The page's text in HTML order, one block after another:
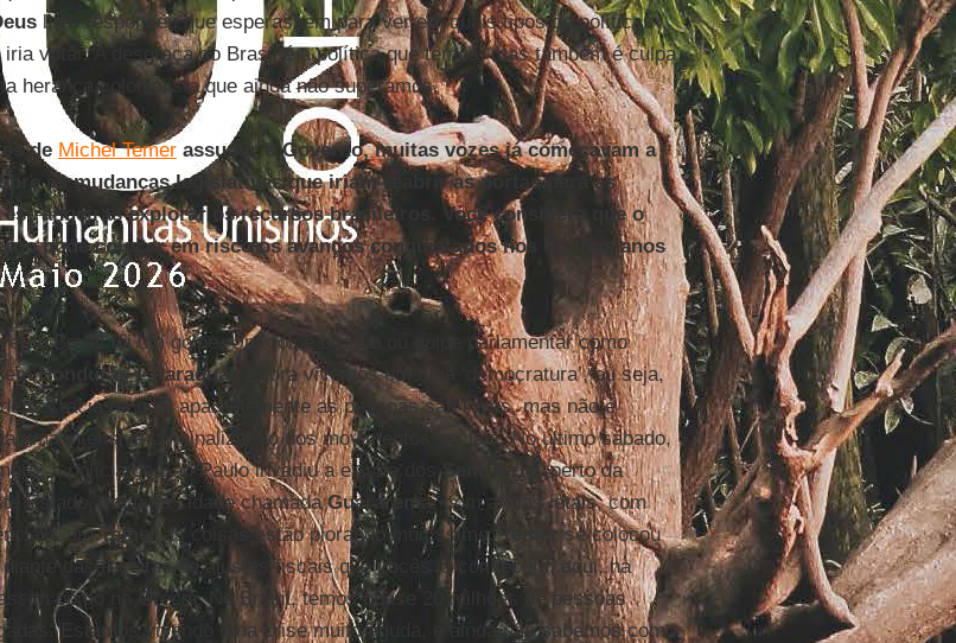
lhes respondeu que esperassem para ver em quais tipos de políticas
iria votar. A desgraça do Brasil é a política que temos, mas também é culpa
herança colonialista que ainda não superamos.
de Michel Temerassumir o Governo, muitas vozes já começavam a
as mudanças legislativas que iriam reabrir as portas para as
estrangeiras explorar os recursos brasileiros. Você considera que o
pode colocar em risco os avanços conquistados nos últimos anos
no Brasil foi um golpe. Um golpe branco ou golpe parlamentar como
emHonduraseParaguai
. Agora vivemos em uma ‘democratura’, ou seja,
na qual aparentemente as pessoas são livres, mas não é
uma intensiva criminalização dos movimentos sociais. No último sábado,
a polícia de São Paulo invadiu a escola dos Sem Terra
, perto da
Estado, em uma cidade chamadaGuararema, com armas letais, com
ComTemer as coisas estão piorando muitíssimo. Temerse colocou
das receitas de ajustes fiscais que vocês já conhecem, aqui, na
como na Grécia. No Brasil, temos quase 20 milhões de pessoas
Estamos vivendo uma crise muito aguda, e ainda não sabemos como